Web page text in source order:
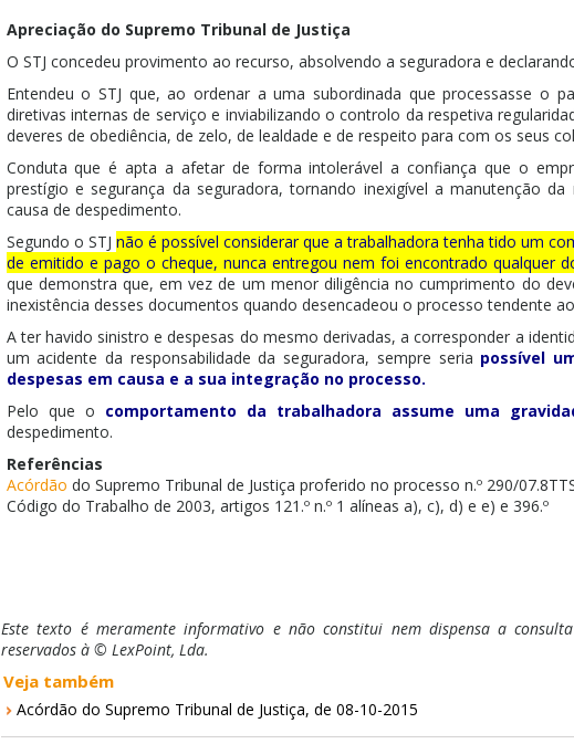
Apreciação do Supremo Tribunal de Justiça
O STJ concedeu provimento ao recurso, absolvendo a seguradora e
Entendeu o STJ que, ao ordenar a uma subordinada que processasse o
diretivas internas de serviço e inviabilizando o controlo da respetiva
deveres de obediência, de zelo, de lealdade e de respeito para com os seus
Conduta que é apta a afetar de forma intolerável a confiança que o
prestígio e segurança da seguradora, tornando inexigível a manutenção
causa de despedimento.
Segundo o STJ não é possível considerar que a trabalhadora tenha tido um
de emitido e pago o cheque, nunca entregou nem foi encontrado qualquer
que demonstra que, em vez de um menor diligência no cumprimento do
inexistência desses documentos quando desencadeou o processo tendente
A ter havido sinistro e despesas do mesmo derivadas, a corresponder a
um acidente da responsabilidade da seguradora, sempre seria possível
despesas em causa e a sua integração no processo.
Pelo que o comportamento da trabalhadora assume uma
despedimento.
Referências
Acórdão do Supremo Tribunal de Justiça proferido no processo n.º 290/
Código do Trabalho de 2003, artigos 121.º n.º 1 alíneas a), c), d) e e) e 396.º
Este texto é meramente informativo e não constitui nem dispensa a
reservados à © LexPoint, Lda.
Veja também
Acórdão do Supremo Tribunal de Justiça, de 08-10-2015